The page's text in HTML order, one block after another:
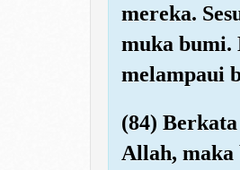
mereka.
muka bumi.
melampaui
(84)
Allah, maka